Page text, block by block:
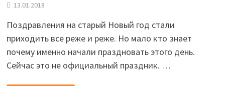
13.01.2018
Поздравления на старый Новый год стали
приходить все реже и реже. Но мало кто знает
почему именно начали праздновать этого день.
Сейчас это не официальный праздник. …